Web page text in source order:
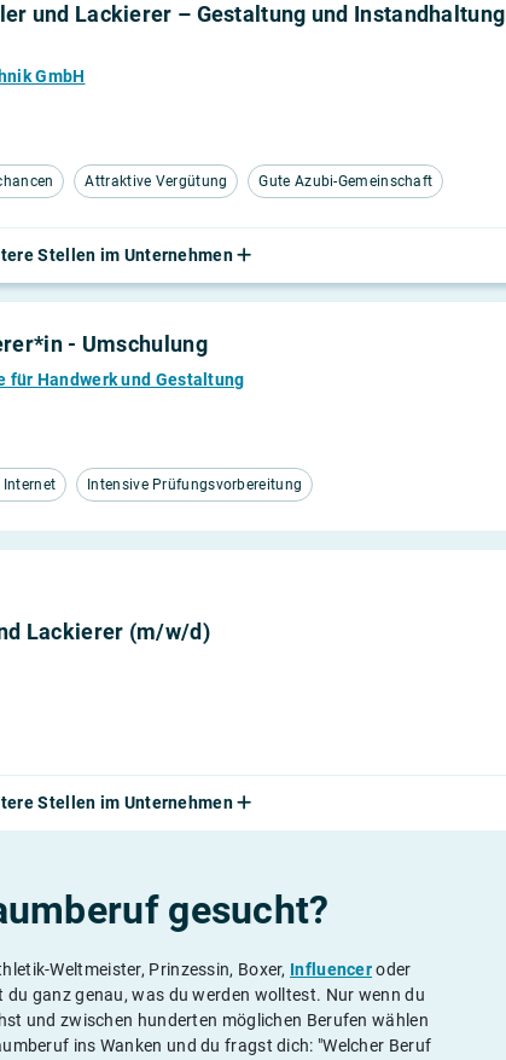
und Lackierer – Gestaltung und Instandhaltung
GmbH
Attraktive Vergütung Gute Azubi-Gemeinschaft
Stellen im Unternehmen
- Umschulung
für Handwerk und Gestaltung
Internet Intensive Prüfungsvorbereitung
Lackierer (m/w/d)
Stellen im Unternehmen
gesucht?
Weltmeister, Prinzessin, Boxer, Influenceroder
du ganz genau, was du werden wolltest. Nur wenn du
und zwischen hunderten möglichen Berufen wählen
ins Wanken und du fragst dich: "Welcher Beruf